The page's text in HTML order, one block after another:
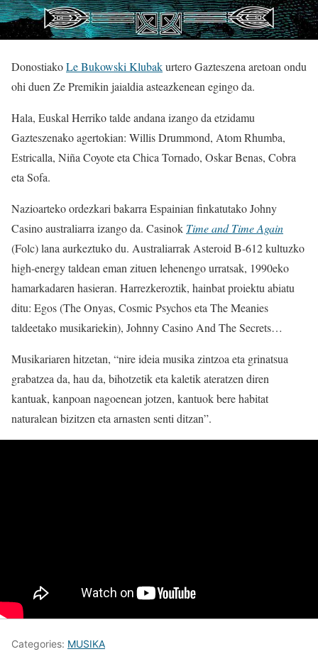
DonostiakoLe Bukowski Klubakurtero Gazteszena aretoan ondu
ohi duen Ze Premikin jaialdia asteazkenean egingo da.
Hala, Euskal Herriko talde andana izango da etzidamu
Gazteszenako agertokian: Willis Drummond, Atom Rhumba,
Estricalla, Niña Coyote eta Chica Tornado, Oskar Benas, Cobra
eta Sofa.
Nazioarteko ordezkari bakarra Espainian finkatutako Johny
Casino australiarra izango da. Casinok Time and Time Again
(Folc) lana aurkeztuko du. Australiarrak Asteroid B-612 kultuzko
high-energy taldean eman zituen lehenengo urratsak, 1990eko
hamarkadaren hasieran. Harrezkeroztik, hainbat proiektu abiatu
ditu: Egos (The Onyas, Cosmic Psychos eta The Meanies
taldeetako musikariekin), Johnny Casino And The Secrets…
Musikariaren hitzetan, “nire ideia musika zintzoa eta grinatsua
grabatzea da, hau da, bihotzetik eta kaletik ateratzen diren
kantuak, kanpoan nagoenean jotzen, kantuok bere habitat
naturalean bizitzen eta arnasten senti ditzan”.
Categories: MUSIKA